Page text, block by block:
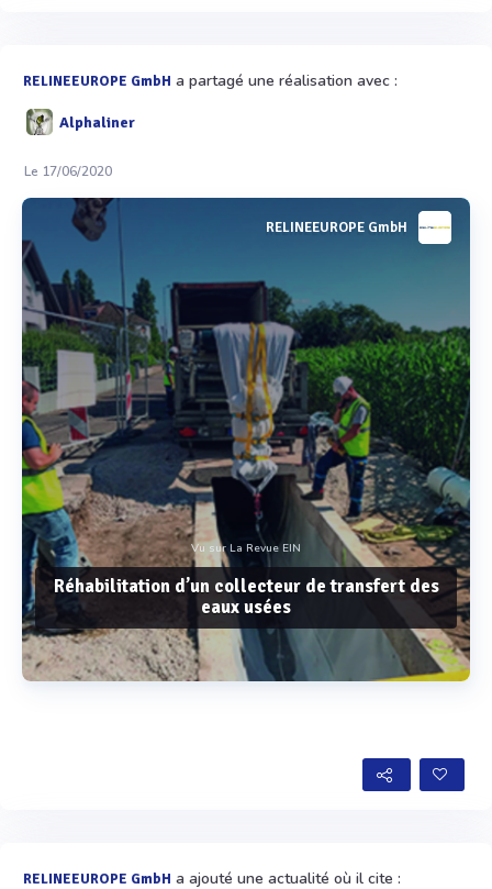
RELINEEUROPE GmbH a partagé une réalisation avec :
Alphaliner
Le 17/06/2020
RELINEEUROPE GmbH
Vu sur La Revue EIN
Réhabilitation d’un collecteur de transfert des
eaux usées
RELINEEUROPE GmbH a ajouté une actualité où il cite :